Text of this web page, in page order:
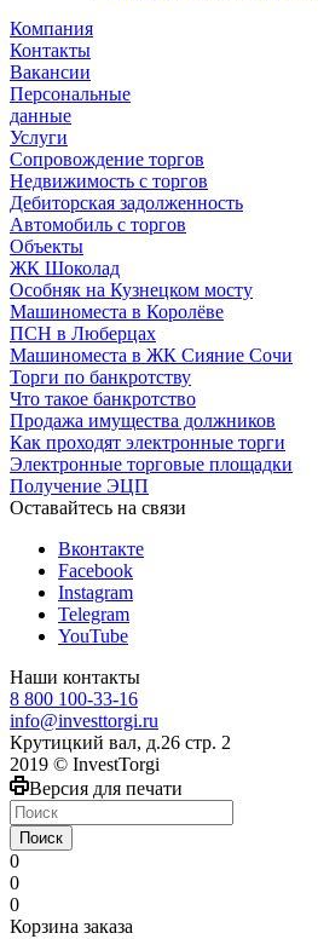
Компания
Контакты
Вакансии
Персональные
данные
Услуги
Сопровождение торгов
Недвижимость с торгов
Дебиторская задолженность
Автомобиль с торгов
Объекты
ЖК Шоколад
Особняк на Кузнецком мосту
Машиноместа в Королёве
ПСН в Люберцах
Машиноместа в ЖК Сияние Сочи
Торги по банкротству
Что такое банкротство
Продажа имущества должников
Как проходят электронные торги
Электронные торговые площадки
Получение ЭЦП
Оставайтесь на связи
Вконтакте
Facebook
Instagram
Telegram
YouTube
Наши контакты
8 800 100-33-16
info@investtorgi.ru
Крутицкий вал, д.26 стр. 2
2019 © InvestTorgi
Версия для печати
Поиск
0
0
0
Корзина заказа